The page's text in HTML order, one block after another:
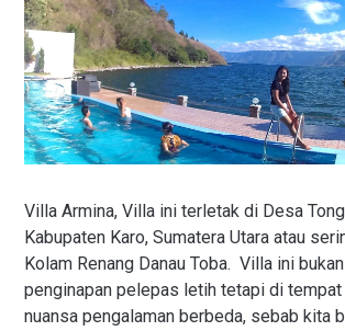
Villa Armina, Villa ini terletak di Desa
Kabupaten Karo, Sumatera Utara atau
Kolam Renang Danau Toba. Villa ini
penginapan pelepas letih tetapi di
nuansa pengalaman berbeda, sebab kita